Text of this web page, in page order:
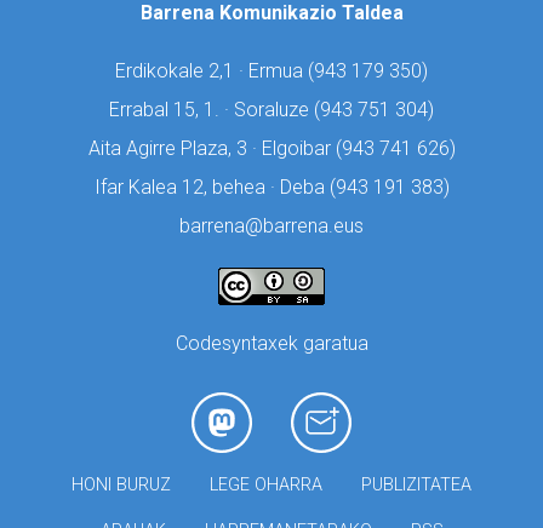
Barrena Komunikazio Taldea
Erdikokale 2,1 · Ermua (943 179 350)
Errabal 15, 1. · Soraluze (943 751 304)
Aita Agirre Plaza, 3 · Elgoibar (943 741 626)
Ifar Kalea 12, behea · Deba (943 191 383)
barrena@barrena.eus
Codesyntaxek garatua
HONI BURUZ LEGE OHARRA PUBLIZITATEA